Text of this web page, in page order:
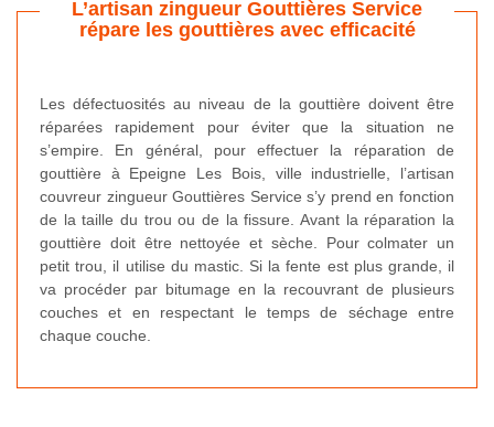
L’artisan zingueur Gouttières Service
répare les gouttières avec efficacité
Les défectuosités au niveau de la gouttière doivent être
réparées rapidement pour éviter que la situation ne
s’empire. En général, pour effectuer la réparation de
gouttière à Epeigne Les Bois, ville industrielle, l’artisan
couvreur zingueur Gouttières Service s’y prend en fonction
de la taille du trou ou de la fissure. Avant la réparation la
gouttière doit être nettoyée et sèche. Pour colmater un
petit trou, il utilise du mastic. Si la fente est plus grande, il
va procéder par bitumage en la recouvrant de plusieurs
couches et en respectant le temps de séchage entre
chaque couche.